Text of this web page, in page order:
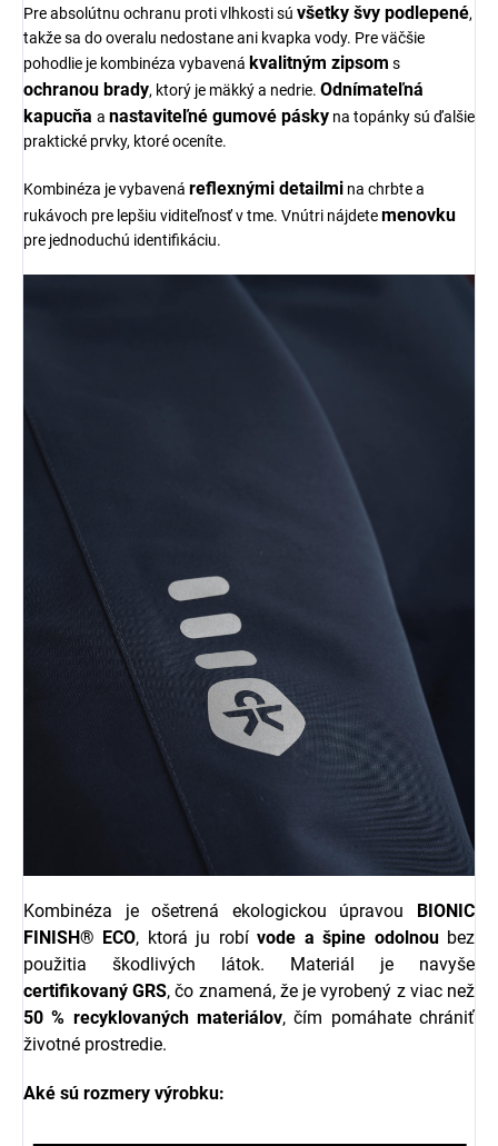
Pre absolútnu ochranu proti vlhkosti sú všetky švy podlepené,
takže sa do overalu nedostane ani kvapka vody. Pre väčšie
pohodlie je kombinéza vybavená kvalitným zipsom s
ochranou brady, ktorý je mäkký a nedrie. Odnímateľná
kapucňa a nastaviteľné gumové pásky na topánky sú ďalšie
praktické prvky, ktoré oceníte.
Kombinéza je vybavená reflexnými detailmi na chrbte a
rukávoch pre lepšiu viditeľnosť v tme. Vnútri nájdetemenovku
pre jednoduchú identifikáciu.
Kombinéza je ošetrená ekologickou úpravou
BIONIC
FINISH® ECO, ktorá ju robívode a špine odolnoubez
použitia škodlivých látok. Materiál je navyše
certifikovaný GRS, čo znamená, že je vyrobený z viac než
50 % recyklovaných materiálov, čím pomáhate chrániť
životné prostredie.
Aké sú rozmery výrobku: